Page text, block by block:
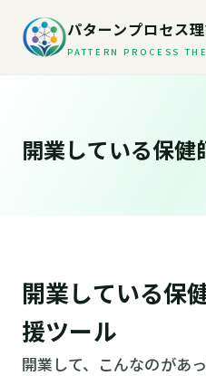
パターンプロセス
PATTERN PROCESS
開業している保健
開業している保
援ツール
開業して、こんなのがあ